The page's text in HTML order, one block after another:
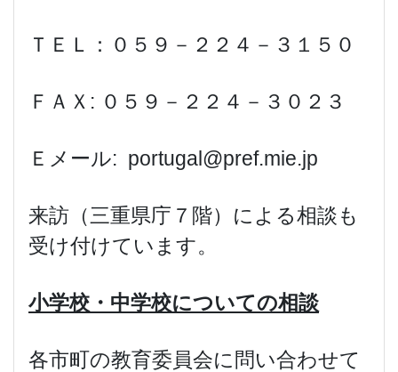
ＴＥＬ：０５９－２２４－３１５０
ＦＡＸ: ０５９－２２４－３０２３
Ｅメール: portugal@pref.mie.jp
来訪（三重県庁７階）による相談も
受け付けています。
小学校・中学校についての相談
各市町の教育委員会に問い合わせて